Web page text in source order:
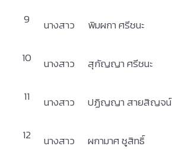
9 นางสาว พิมผกา ศรีชนะ
10 นางสาว สุกัญญา ศรีชนะ
11 นางสาว ปฏิญญา สายสิญจน์
12 นางสาว ผกามาศ ชูสิทธิ์